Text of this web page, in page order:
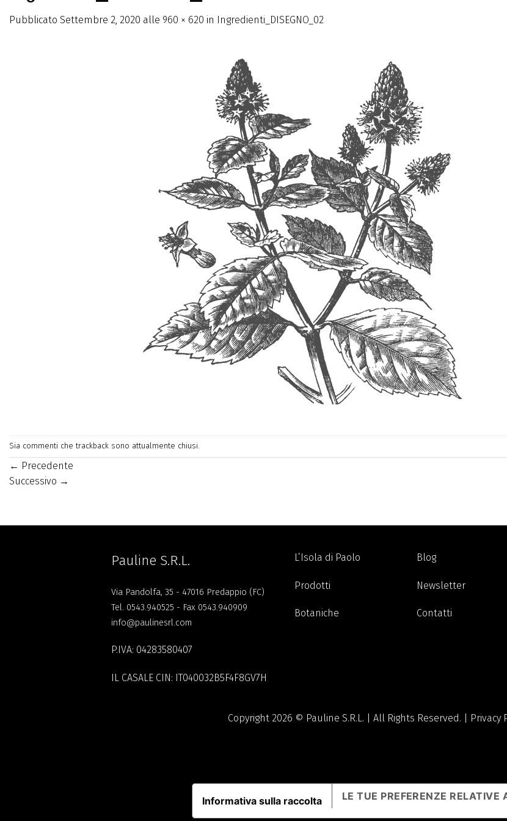
Pubblicato Settembre 2, 2020 alle 960 × 620 in Ingredienti_DISEGNO_02
Sia commenti che trackback sono attualmente chiusi.
← Precedente
Successivo →
Pauline S.R.L.
Via Pandolfa, 35 - 47016 Predappio (FC)
Tel. 0543.940525 - Fax 0543.940909
info@paulinesrl.com
P.IVA: 04283580407
IL CASALE CIN: IT040032B5F4F8GV7H
L’Isola di Paolo
Prodotti
Botaniche
Blog
Newsletter
Contatti
Copyright 2026 © Pauline S.R.L. | All Rights Reserved. | Privacy
Informativa sulla raccolta LE TUE PREFERENZE RELATIVE